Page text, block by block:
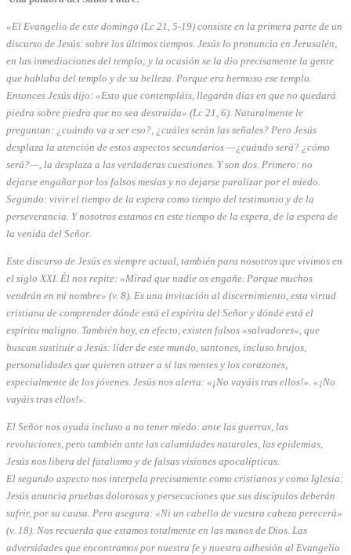
«El Evangelio de este domingo (Lc 21, 5-19) consiste en la primera parte de un
discurso de Jesús: sobre los últimos tiempos. Jesús lo pronuncia en Jerusalén,
en las inmediaciones del templo; y la ocasión se la dio precisamente la gente
que hablaba del templo y de su belleza. Porque era hermoso ese templo.
Entonces Jesús dijo: «Esto que contempláis, llegarán días en que no quedará
piedra sobre piedra que no sea destruida» (Lc 21, 6). Naturalmente le
preguntan: ¿cuándo va a ser eso?, ¿cuáles serán las señales? Pero Jesús
desplaza la atención de estos aspectos secundarios —¿cuándo será? ¿cómo
será?—, la desplaza a las verdaderas cuestiones. Y son dos. Primero: no
dejarse engañar por los falsos mesías y no dejarse paralizar por el miedo.
Segundo: vivir el tiempo de la espera como tiempo del testimonio y de la
perseverancia. Y nosotros estamos en este tiempo de la espera, de la espera de
la venida del Señor.
Este discurso de Jesús es siempre actual, también para nosotros que vivimos en
el siglo XXI. Él nos repite: «Mirad que nadie os engañe. Porque muchos
vendrán en mi nombre» (v. 8). Es una invitación al discernimiento, esta virtud
cristiana de comprender dónde está el espíritu del Señor y dónde está el
espíritu maligno. También hoy, en efecto, existen falsos «salvadores», que
buscan sustituir a Jesús: líder de este mundo, santones, incluso brujos,
personalidades que quieren atraer a sí las mentes y los corazones,
especialmente de los jóvenes. Jesús nos alerta: «¡No vayáis tras ellos!». «¡No
vayáis tras ellos!».
El Señor nos ayuda incluso a no tener miedo: ante las guerras, las
revoluciones, pero también ante las calamidades naturales, las epidemias,
Jesús nos libera del fatalismo y de falsas visiones apocalípticas.
El segundo aspecto nos interpela precisamente como cristianos y como Iglesia:
Jesús anuncia pruebas dolorosas y persecuciones que sus discípulos deberán
sufrir, por su causa. Pero asegura: «Ni un cabello de vuestra cabeza perecerá»
(v. 18). Nos recuerda que estamos totalmente en las manos de Dios. Las
adversidades que encontramos por nuestra fe y nuestra adhesión al Evangelio